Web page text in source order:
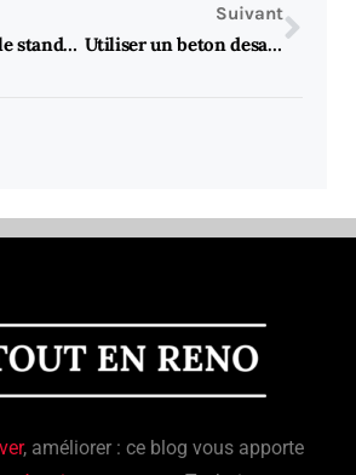
Definir la taille standard pour les toilettes suspendues
Suivant
Utiliser un beton desactive pour decorer une allee.
, améliorer : ce blog vous apporte